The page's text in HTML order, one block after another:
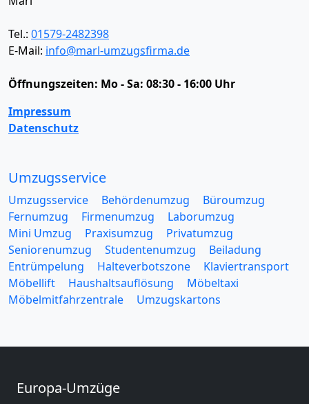
Tel.: 01579-2482398
E-Mail: info@marl-umzugsfirma.de
Öffnungszeiten: Mo - Sa: 08:30 - 16:00 Uhr
Impressum
Datenschutz
Umzugsservice
Umzugsservice Behördenumzug
Büroumzug
Fernumzug
Firmenumzug
Laborumzug
Mini Umzug
Praxisumzug
Privatumzug
Seniorenumzug
Studentenumzug
Beiladung
Entrümpelung
Halteverbotszone
Klaviertransport
Möbellift
Haushaltsauflösung
Möbeltaxi
Möbelmitfahrzentrale
Umzugskartons
Europa-Umzüge